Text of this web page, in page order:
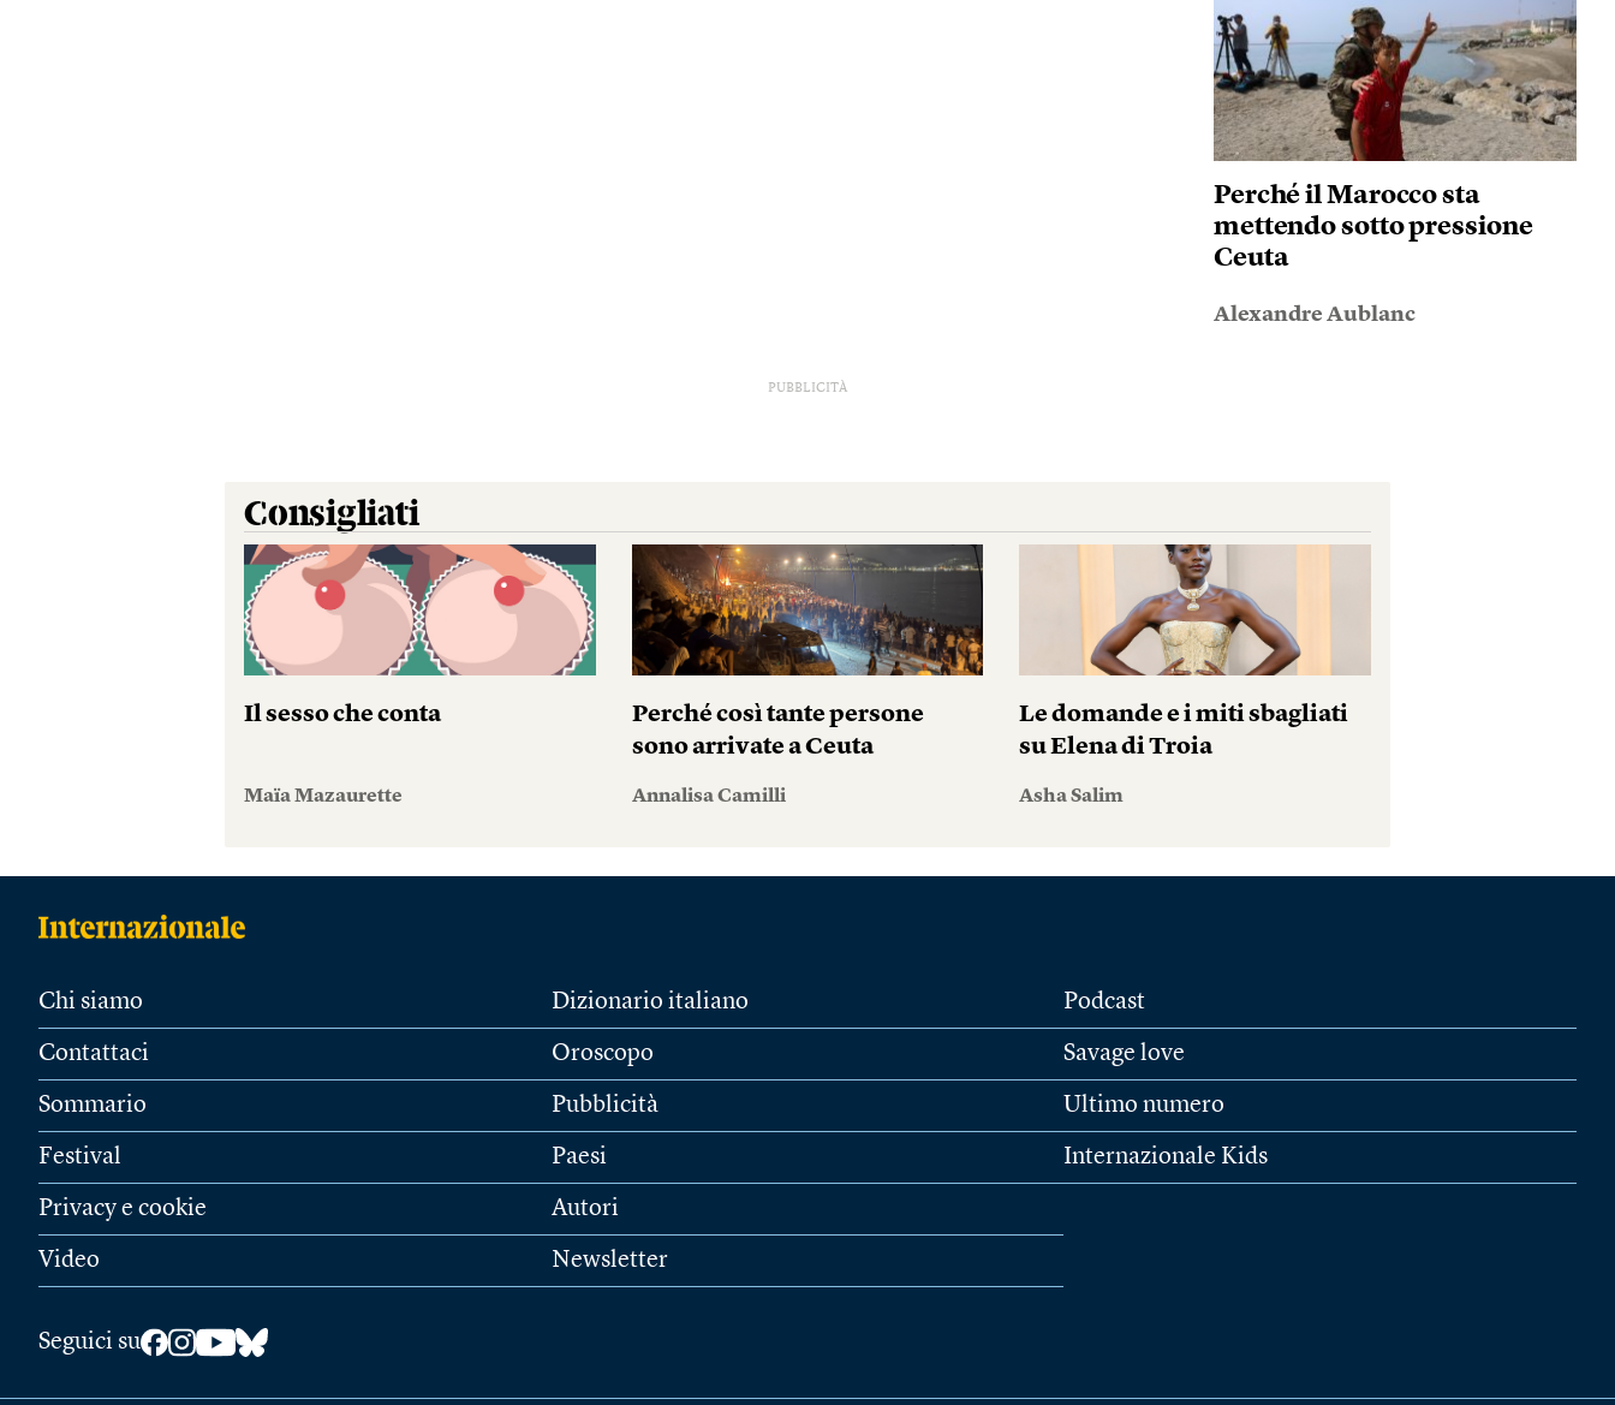
Perché il Marocco sta
mettendo sotto pressione
Ceuta
Alexandre Aublanc
PUBBLICITÀ
Consigliati
Il sesso che conta
Maïa Mazaurette
Perché così tante persone
sono arrivate a Ceuta
Annalisa Camilli
Le domande e i miti sbagliati
su Elena di Troia
Asha Salim
Chi siamo
Contattaci
Sommario
Festival
Privacy e cookie
Video
Dizionario italiano
Oroscopo
Pubblicità
Paesi
Autori
Newsletter
Podcast
Savage love
Ultimo numero
Internazionale Kids
Seguici su